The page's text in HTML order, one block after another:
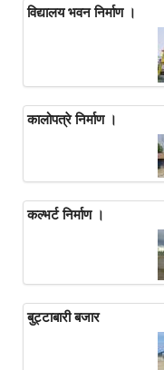
विद्यालय भवन निर्माण ।
कालोपत्रे निर्माण ।
कल्भर्ट निर्माण ।
बुट्टाबारी बजार